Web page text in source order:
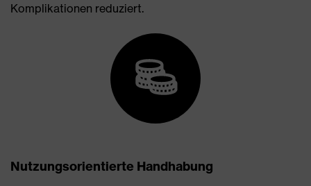
Komplikationen reduziert.
Nutzungsorientierte Handhabung